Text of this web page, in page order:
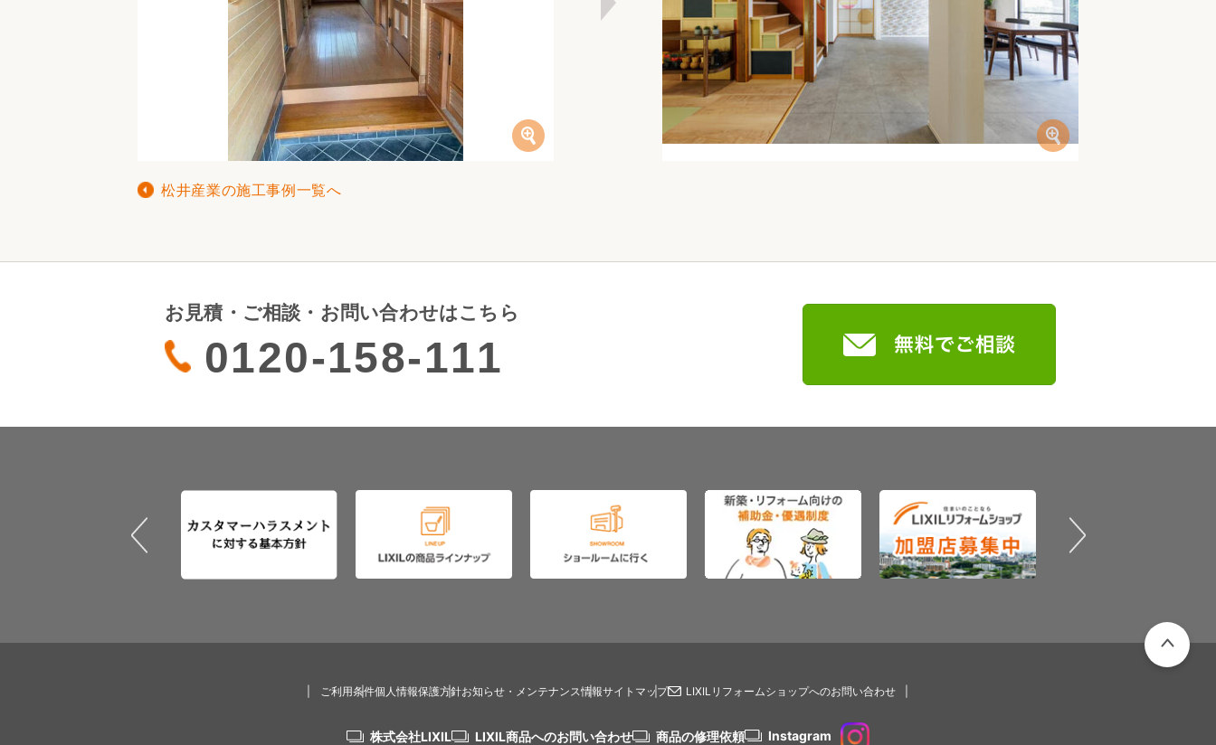
松井産業の施工事例一覧へ
お見積・ご相談・お問い合わせはこちら
0120-158-111
ご利用条件個人情報保護方針お知らせ・メンテナンス情報サイトマップ LIXILリフォームショップへのお問い合わせ
株式会社LIXIL LIXIL商品へのお問い合わせ 商品の修理依頼 Instagram